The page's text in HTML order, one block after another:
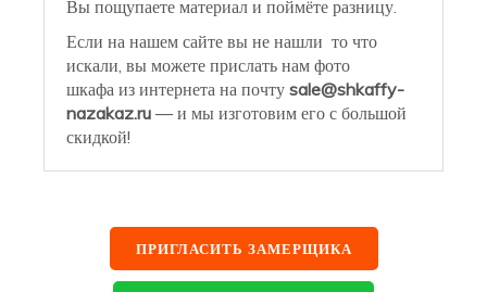
Вы пощупаете материал и поймёте разницу.
Если на нашем сайте вы не нашли то что
искали, вы можете прислать нам фото
шкафа из интернета на почту sale@shkaffy-
nazakaz.ru — и мы изготовим его с большой
скидкой!
ПРИГЛАСИТЬ ЗАМЕРЩИКА